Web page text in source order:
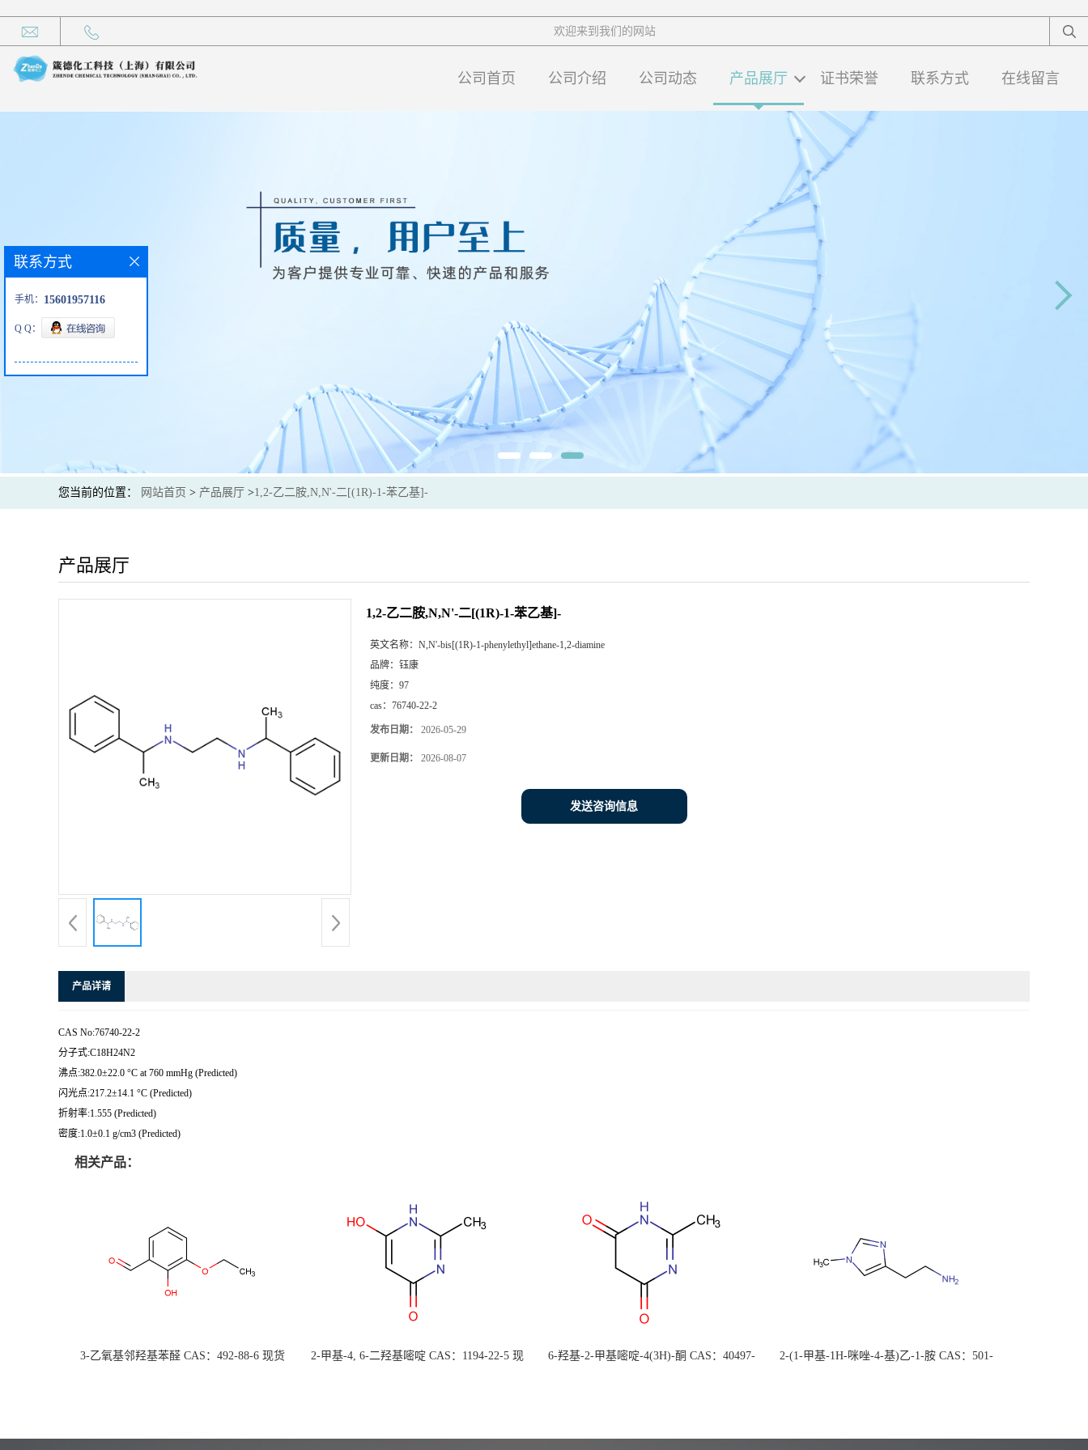
欢迎来到我们的网站
公司首页 公司介绍 公司动态 产品展厅 证书荣誉 联系方式 在线留言
您当前的位置： 网站首页 > 产品展厅 >1,2-乙二胺,N,N'-二[(1R)-1-苯乙基]-
产品展厅
1,2-乙二胺,N,N'-二[(1R)-1-苯乙基]-
英文名称： N,N'-bis[(1R)-1-phenylethyl]ethane-1,2-diamine
品牌： 钰康
纯度： 97
cas： 76740-22-2
发布日期： 2026-05-29
更新日期： 2026-08-07
发送咨询信息
产品详请
CAS No:76740-22-2
分子式:C18H24N2
沸点:382.0±22.0 °C at 760 mmHg (Predicted)
闪光点:217.2±14.1 °C (Predicted)
折射率:1.555 (Predicted)
密度:1.0±0.1 g/cm3 (Predicted)
相关产品：
3-乙氧基邻羟基苯醛 CAS：492-88-6 现货
2-甲基-4, 6-二羟基嘧啶 CAS：1194-22-5 现
6-羟基-2-甲基嘧啶-4(3H)-酮 CAS：40497-
2-(1-甲基-1H-咪唑-4-基)乙-1-胺 CAS：501-
联系方式
手机： 15601957116
Q Q：